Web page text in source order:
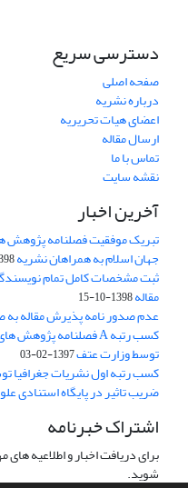
دسترسی سریع
صفحه اصلی
درباره نشریه
اعضای هیات تحریریه
ارسال مقاله
تماس با ما
نقشه سایت
آخرین اخبار
تبریک موفقیت فصلنامه پژوهش
جهان اسلام به همراهان نشریه12-15
ثبت مشخصات کامل تمام
مقاله1398-10-15
عدم صدور نامه پذیرش مقاله
توسط وزارت عتف1397-02-03
کسب رتبه اول نشریات جغرافیا
ضریب تاثیر در پایگاه استنادی
اشتراک خبرنامه
برای دریافت اخبار و اطلاعیه
شوید.